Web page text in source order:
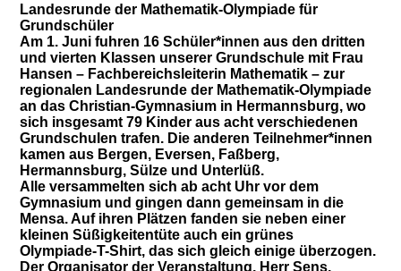
Landesrunde der Mathematik-Olympiade für
Grundschüler
Am 1. Juni fuhren 16 Schüler*innen aus den dritten
und vierten Klassen unserer Grundschule mit Frau
Hansen – Fachbereichsleiterin Mathematik – zur
regionalen Landesrunde der Mathematik-Olympiade
an das Christian-Gymnasium in Hermannsburg, wo
sich insgesamt 79 Kinder aus acht verschiedenen
Grundschulen trafen. Die anderen Teilnehmer*innen
kamen aus Bergen, Eversen, Faßberg,
Hermannsburg, Sülze und Unterlüß.
Alle versammelten sich ab acht Uhr vor dem
Gymnasium und gingen dann gemeinsam in die
Mensa. Auf ihren Plätzen fanden sie neben einer
kleinen Süßigkeitentüte auch ein grünes
Olympiade-T-Shirt, das sich gleich einige überzogen.
Der Organisator der Veranstaltung, Herr Sens,